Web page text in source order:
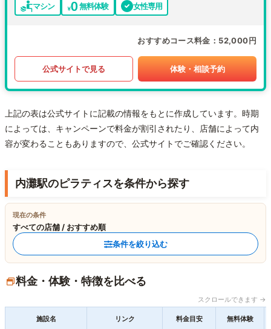
マシン 無料体験 女性専用
おすすめコース料金 52,000円
公式サイトで見る 体験・相談予約
上記の表は公式サイトに記載の情報をもとに作成しています。時期
によっては、キャンペーンで料金が割引されたり、店舗によって内
容が変わることもありますので、公式サイトでご確認ください。
内灘駅のピラティスを条件から探す
現在の条件
すべての店舗 / おすすめ順
条件を絞り込む
料金・体験・特徴を比べる
スクロールできます →
施設名 リンク 料金目安 無料体験